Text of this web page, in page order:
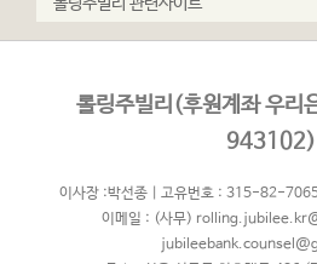
롤링주빌리(후원계좌 우
943102)
이사장 :박선종 | 고유번호 : 315-82-
이메일 : (사무)